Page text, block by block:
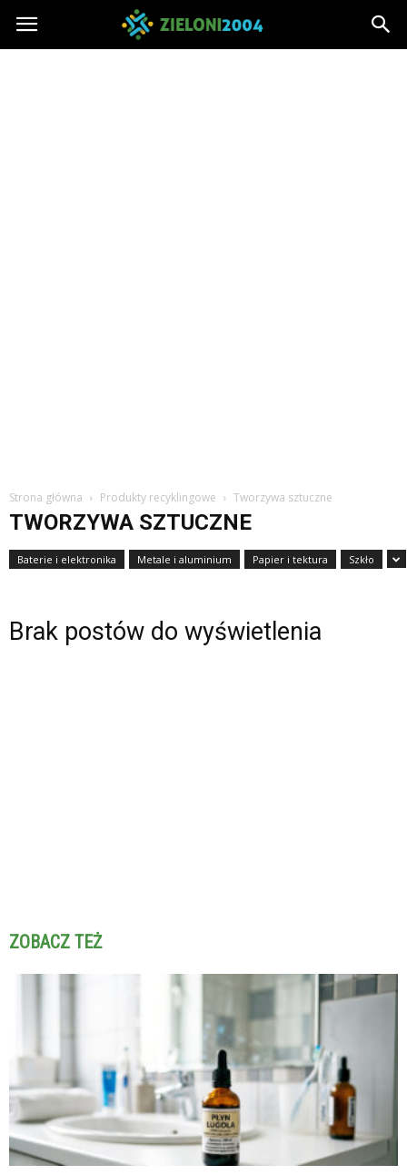
Zieloni2004.pl
Strona główna Produkty recyklingowe Tworzywa sztuczne
TWORZYWA SZTUCZNE
Baterie i elektronika Metale i aluminium Papier i tektura Szkło
Brak postów do wyświetlenia
ZOBACZ TEŻ